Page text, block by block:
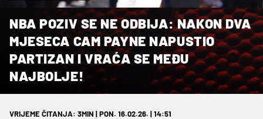
NBA POZIV SE NE ODBIJA: NAKON DVA
MJESECA CAM PAYNE NAPUSTIO
PARTIZAN I VRAĆA SE MEĐU
NAJBOLJE!
VRIJEME ČITANJA: 3MIN | PON. 16.02.26. | 14:51